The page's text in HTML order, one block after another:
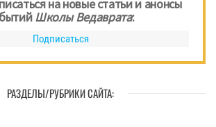
на новые статьи и анонсы
Школы Ведаврата:
Подписаться
РАЗДЕЛЫ/РУБРИКИ САЙТА: